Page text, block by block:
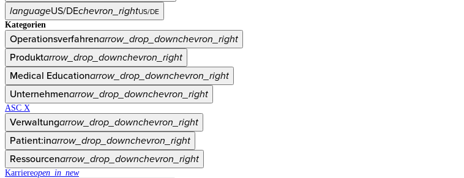
languageUS/DEchevron_rightUS/DE
Kategorien
Operationsverfahrenarrow_drop_downchevron_right
Produktarrow_drop_downchevron_right
Medical Educationarrow_drop_downchevron_right
Unternehmenarrow_drop_downchevron_right
ASC X
Verwaltungarrow_drop_downchevron_right
Patient:inarrow_drop_downchevron_right
Ressourcenarrow_drop_downchevron_right
Karriereopen_in_new